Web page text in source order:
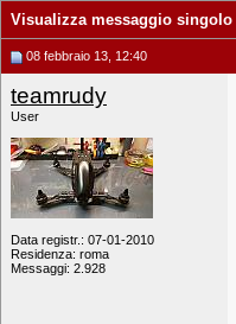
Visualizza messaggio singolo
08 febbraio 13, 12:40
teamrudy
User
Data registr.: 07-01-2010
Residenza: roma
Messaggi: 2.928